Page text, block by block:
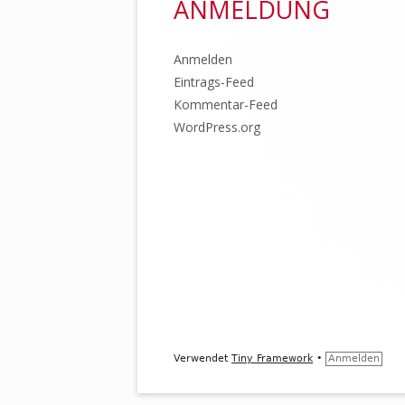
Inhalt
ANMELDUNG
Anmelden
Eintrags-Feed
Kommentar-Feed
WordPress.org
Verwendet Tiny Framework • Anmelden